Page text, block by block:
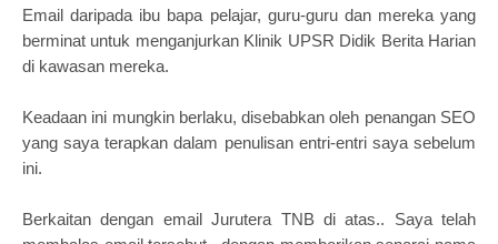
Email daripada ibu bapa pelajar, guru-guru dan mereka yang
berminat untuk menganjurkan Klinik UPSR Didik Berita Harian
di kawasan mereka.
Keadaan ini mungkin berlaku, disebabkan oleh penangan SEO
yang saya terapkan dalam penulisan entri-entri saya sebelum
ini.
Berkaitan dengan email Jurutera TNB di atas.. Saya telah